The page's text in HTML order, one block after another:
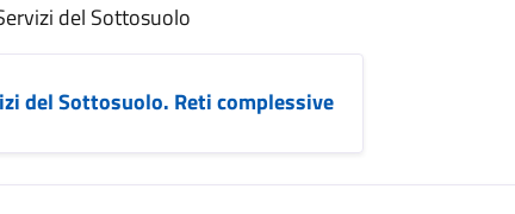
del Sottosuolo
del Sottosuolo. Reti complessive